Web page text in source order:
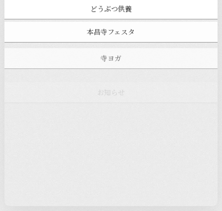
どうぶつ供養
本昌寺フェスタ
お知らせ
注目の記事